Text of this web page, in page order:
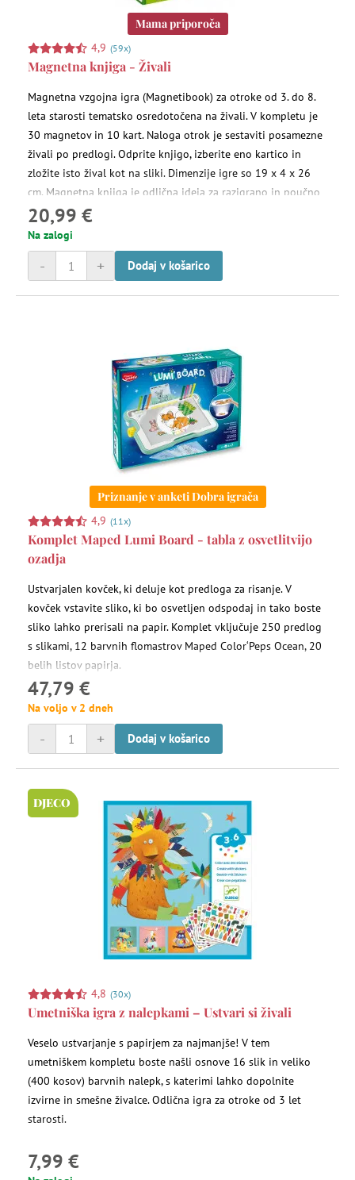
Mama priporoča
4,9 (59x)
Magnetna knjiga - Živali
Magnetna vzgojna igra (Magnetibook) za otroke od 3. do 8.
leta starosti tematsko osredotočena na živali. V kompletu je
30 magnetov in 10 kart. Naloga otrok je sestaviti posamezne
živali po predlogi. Odprite knjigo, izberite eno kartico in
zložite isto žival kot na sliki. Dimenzije igre so 19 x 4 x 26
cm. Magnetna knjiga je odlična ideja za razigrano in poučno
darilo hkrati.
20,99 €
Na zalogi
+
- Dodaj v košarico
Priznanje v anketi Dobra igrača
4,9 (11x)
Komplet Maped Lumi Board - tabla z osvetlitvijo
ozadja
Ustvarjalen kovček, ki deluje kot predloga za risanje. V
kovček vstavite sliko, ki bo osvetljen odspodaj in tako boste
sliko lahko prerisali na papir. Komplet vključuje 250 predlog
s slikami, 12 barvnih flomastrov Maped Color‘Peps Ocean, 20
belih listov papirja.
47,79 €
Na voljo v 2 dneh
+
- Dodaj v košarico
DJECO
4,8 (30x)
Umetniška igra z nalepkami – Ustvari si živali
Veselo ustvarjanje s papirjem za najmanjše! V tem
umetniškem kompletu boste našli osnove 16 slik in veliko
(400 kosov) barvnih nalepk, s katerimi lahko dopolnite
izvirne in smešne živalce. Odlična igra za otroke od 3 let
starosti.
7,99 €